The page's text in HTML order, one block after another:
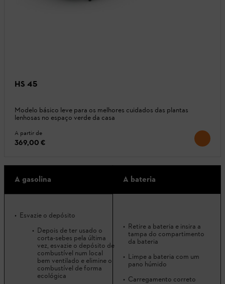
HS 45
Modelo básico leve para os melhores cuidados das plantas
lenhosas no espaço verde da casa
A partir de
369,00 €
A gasolina A bateria
Esvazie o depósito
Depois de ter usado o
corta-sebes pela última
vez, esvazie o depósito de
combustível num local
bem ventilado e elimine o
combustível de forma
ecológica
Retire a bateria e insira a
tampa do compartimento
da bateria
Limpe a bateria com um
pano húmido
Carregamento correto